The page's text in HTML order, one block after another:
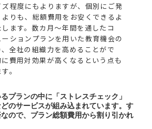
程度にもよりますが、個別にご発
りも、総額費用をお安くできるよ
ます。数カ月～年間を通したコ
ションプランを用いた教育機会の
全社の組織力を高めることがで
費用対効果が高くなるという点も
。
プランの中に「ストレスチェック」
どのサービスが組み込まれています。す
ので、プラン総額費用から割り引かれ